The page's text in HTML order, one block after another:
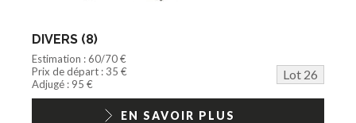
DIVERS (8)
Estimation : 60/70 €
Prix de départ : 35 €
Lot 26
Adjugé : 95 €
EN SAVOIR PLUS